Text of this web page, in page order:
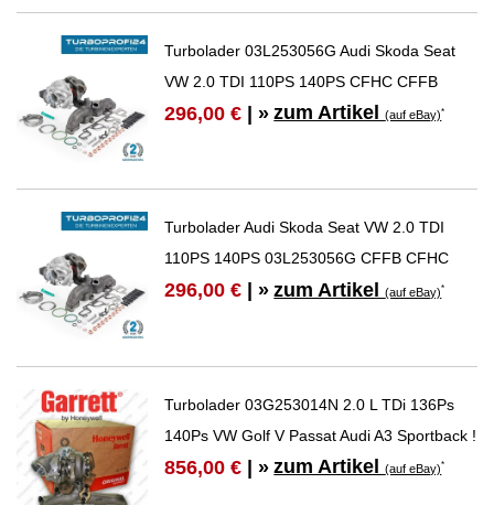
Turbolader 03L253056G Audi Skoda Seat
VW 2.0 TDI 110PS 140PS CFHC CFFB
296,00 € | » zum Artikel(auf eBay)*
Turbolader Audi Skoda Seat VW 2.0 TDI
110PS 140PS 03L253056G CFFB CFHC
296,00 € | » zum Artikel(auf eBay)*
Turbolader 03G253014N 2.0 L TDi 136Ps
140Ps VW Golf V Passat Audi A3 Sportback !
856,00 € | » zum Artikel(auf eBay)*